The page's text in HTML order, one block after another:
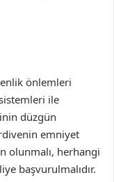
önlemleri
ile
düzgün
emniyet
olunmalı, herhangi
başvurulmalıdır.